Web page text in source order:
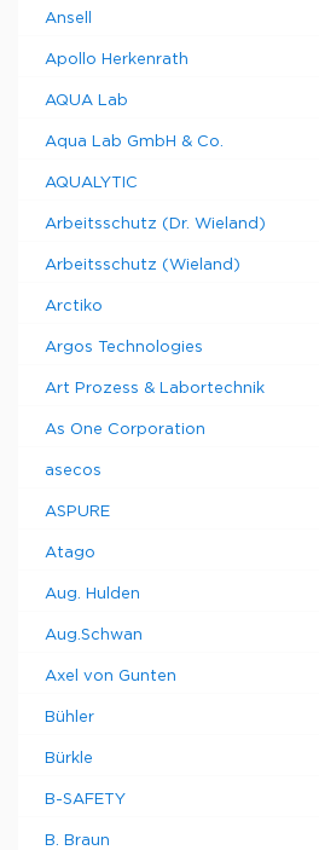
Ansell
Apollo Herkenrath
AQUA Lab
Aqua Lab GmbH & Co.
AQUALYTIC
Arbeitsschutz (Dr. Wieland)
Arbeitsschutz (Wieland)
Arctiko
Argos Technologies
Art Prozess & Labortechnik
As One Corporation
asecos
ASPURE
Atago
Aug. Hulden
Aug.Schwan
Axel von Gunten
Bühler
Bürkle
B-SAFETY
B. Braun